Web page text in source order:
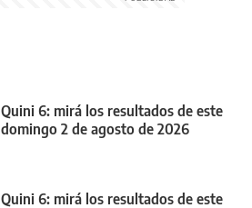
Quini 6: mirá los resultados de este
domingo 2 de agosto de 2026
Quini 6: mirá los resultados de este